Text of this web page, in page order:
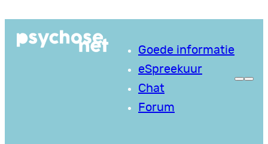
naar
Goede informatie
eSpreekuur
Chat
Forum